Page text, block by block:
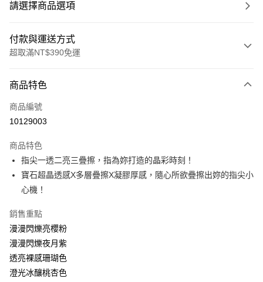
請選擇商品選項
付款與運送方式
超取滿NT$390免運
POYA支付
信用卡一次付款
LINE Pay
Apple Pay
悠遊付
Google Pay
商品特色
商品編號
10129003
商品特色
指尖一透二亮三疊擦，指為妳打造的晶彩時刻！
寶石超晶透感X多層疊擦X凝膠厚感，隨心所欲疊擦出妳的指尖小
心機！
銷售重點
漫漫閃爍亮櫻粉
漫漫閃爍夜月紫
透亮裸感珊瑚色
澄光冰釀桃杏色